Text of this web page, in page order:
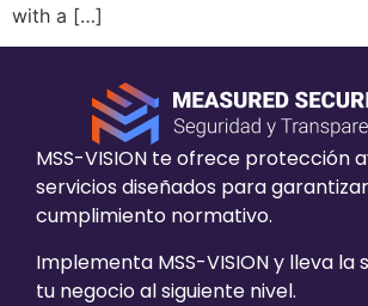
with a […]
MSS-VISION te ofrece protección
servicios diseñados para
cumplimiento normativo.
Implementa MSS-VISION y lleva la
tu negocio al siguiente nivel.